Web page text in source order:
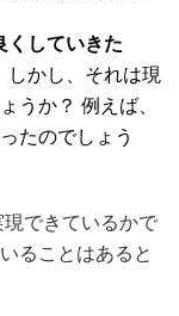
くしていきた
しかし、それは現
うか？ 例えば、
たのでしょう
現できているかで
ることはあると